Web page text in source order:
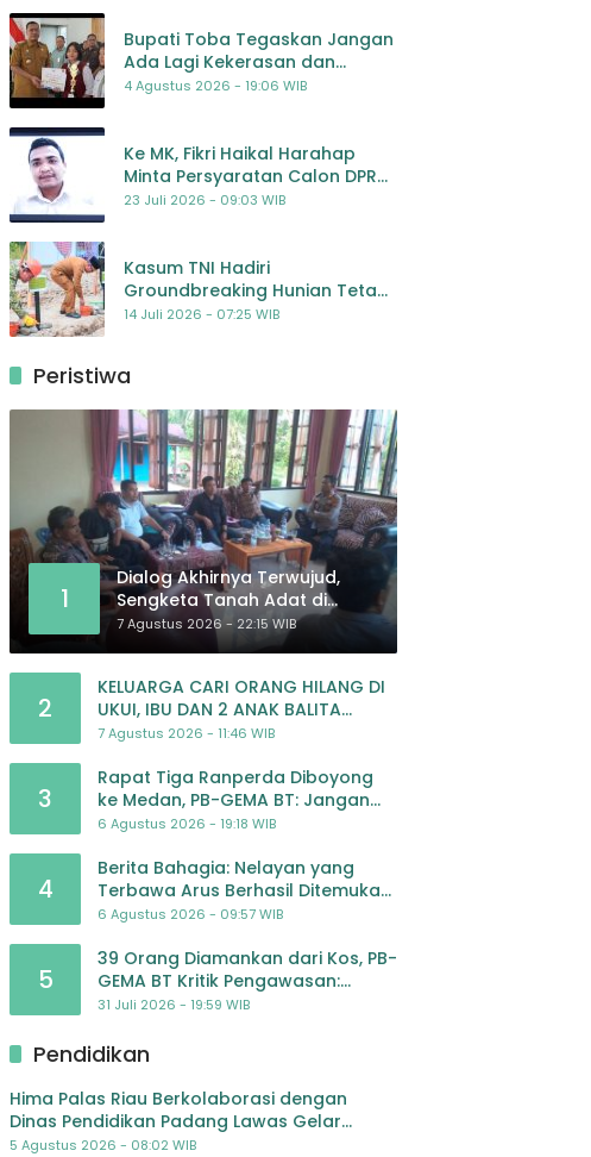
Bupati Toba Tegaskan Jangan
Ada Lagi Kekerasan dan
Bullying Terhadap Anak,
4 Agustus 2026 - 19:06 WIB
Ke MK, Fikri Haikal Harahap
Minta Persyaratan Calon DPR
Dilengkapi Penilaian
23 Juli 2026 - 09:03 WIB
Kasum TNI Hadiri
Groundbreaking Hunian Tetap
Pascabencana di
14 Juli 2026 - 07:25 WIB
Peristiwa
1
Dialog Akhirnya Terwujud,
Sengketa Tanah Adat di
Lingkar Proyek Strategis
Nasional Memasuki Babak
7 Agustus 2026 - 22:15 WIB
2
KELUARGA CARI ORANG HILANG DI
UKUI, IBU DAN 2 ANAK BALITA
BELUM PULANG SEJAK 20 JULI 2026
7 Agustus 2026 - 11:46 WIB
3
Rapat Tiga Ranperda Diboyong
ke Medan, PB-GEMA BT: Jangan
Jadikan APBD Ladang
6 Agustus 2026 - 19:18 WIB
4
Berita Bahagia: Nelayan yang
Terbawa Arus Berhasil Ditemukan
Dalam Keadaan Selamat
6 Agustus 2026 - 09:57 WIB
5
39 Orang Diamankan dari Kos, PB-
GEMA BT Kritik Pengawasan:
Jangan Tunggu Masyarakat
31 Juli 2026 - 19:59 WIB
Pendidikan
Hima Palas Riau Berkolaborasi dengan
Dinas Pendidikan Padang Lawas Gelar
Pelatihan OSIS SMP se-Kabupaten Padang
5 Agustus 2026 - 08:02 WIB